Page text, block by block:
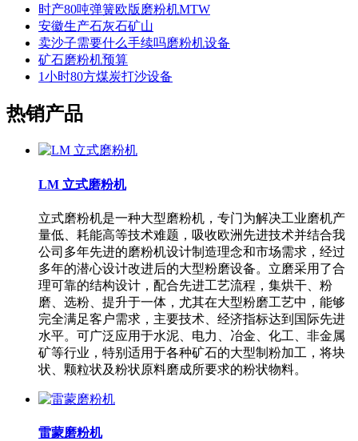
时产80吨弹簧欧版磨粉机MTW
安徽生产石灰石矿山
卖沙子需要什么手续吗磨粉机设备
矿石磨粉机预算
1小时80方煤炭打沙设备
热销产品
LM 立式磨粉机
立式磨粉机是一种大型磨粉机，专门为解决工业磨机产
量低、耗能高等技术难题，吸收欧洲先进技术并结合我
公司多年先进的磨粉机设计制造理念和市场需求，经过
多年的潜心设计改进后的大型粉磨设备。立磨采用了合
理可靠的结构设计，配合先进工艺流程，集烘干、粉
磨、选粉、提升于一体，尤其在大型粉磨工艺中，能够
完全满足客户需求，主要技术、经济指标达到国际先进
水平。可广泛应用于水泥、电力、冶金、化工、非金属
矿等行业，特别适用于各种矿石的大型制粉加工，将块
状、颗粒状及粉状原料磨成所要求的粉状物料。
雷蒙磨粉机